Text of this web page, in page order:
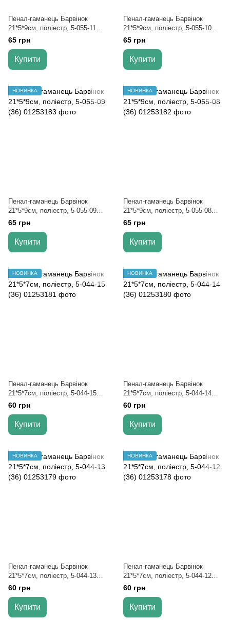
Пенал-гаманець Барвінок
21*5*9см, поліестр, 5-055-11
(36)
65 грн
Купити
Пенал-гаманець Барвінок
21*5*9см, поліестр, 5-055-10
(36)
65 грн
Купити
НОВИНКА
Пенал-гаманець Барвінок
21*5*9см, поліестр, 5-055-09
(36)
65 грн
Купити
НОВИНКА
Пенал-гаманець Барвінок
21*5*9см, поліестр, 5-055-08
(36)
65 грн
Купити
НОВИНКА
Пенал-гаманець Барвінок
21*5*7см, поліестр, 5-044-15
(36)
60 грн
Купити
НОВИНКА
Пенал-гаманець Барвінок
21*5*7см, поліестр, 5-044-14
(36)
60 грн
Купити
НОВИНКА
Пенал-гаманець Барвінок
21*5*7см, поліестр, 5-044-13
(36)
60 грн
Купити
НОВИНКА
Пенал-гаманець Барвінок
21*5*7см, поліестр, 5-044-12
(36)
60 грн
Купити